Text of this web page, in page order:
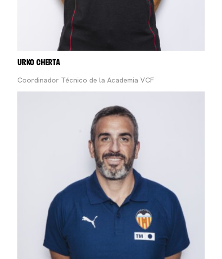
URKO CHERTA
Coordinador Técnico de la Academia VCF